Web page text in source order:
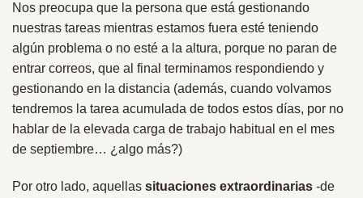
Nos preocupa que la persona que está gestionando
nuestras tareas mientras estamos fuera esté teniendo
algún problema o no esté a la altura, porque no paran de
entrar correos, que al final terminamos respondiendo y
gestionando en la distancia (además, cuando volvamos
tendremos la tarea acumulada de todos estos días, por no
hablar de la elevada carga de trabajo habitual en el mes
de septiembre… ¿algo más?)
Por otro lado, aquellas situaciones extraordinarias -de